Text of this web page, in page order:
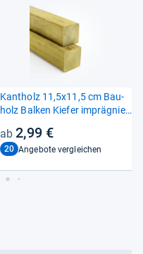
Kant­holz 11,5x11,5 cm Bau­
holz Bal­ken Kie­fer imprä­gniert
2,99 €
20 Angebote vergleichen